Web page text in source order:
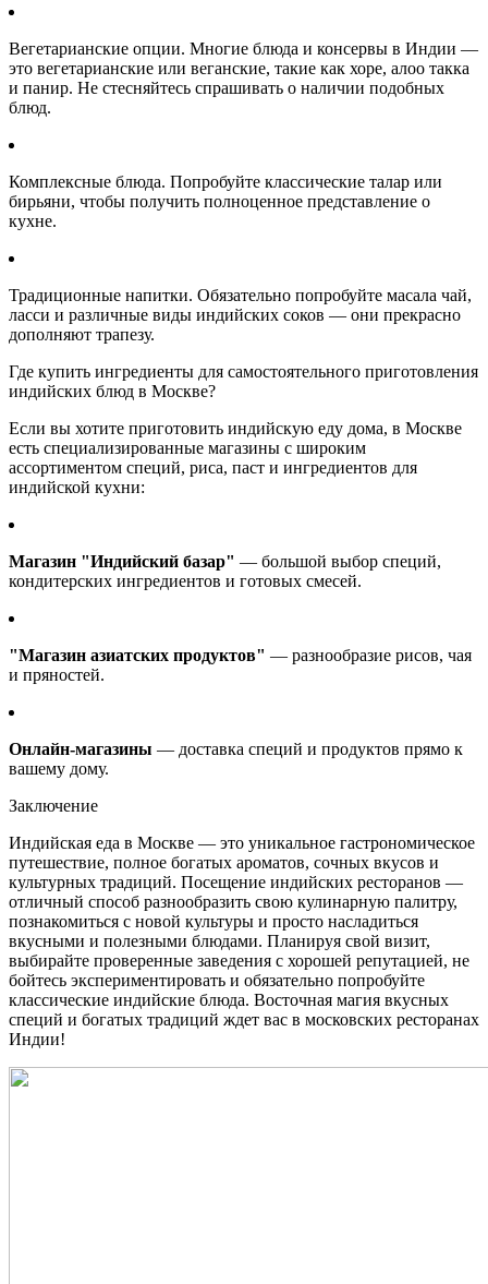
Вегетарианские опции. Многие блюда и консервы в Индии —
это вегетарианские или веганские, такие как хоре, алоо такка
и панир. Не стесняйтесь спрашивать о наличии подобных
блюд.
Комплексные блюда. Попробуйте классические талар или
бирьяни, чтобы получить полноценное представление о
кухне.
Традиционные напитки. Обязательно попробуйте масала чай,
ласси и различные виды индийских соков — они прекрасно
дополняют трапезу.
Где купить ингредиенты для самостоятельного приготовления
индийских блюд в Москве?
Если вы хотите приготовить индийскую еду дома, в Москве
есть специализированные магазины с широким
ассортиментом специй, риса, паст и ингредиентов для
индийской кухни:
Магазин "Индийский базар" — большой выбор специй,
кондитерских ингредиентов и готовых смесей.
"Магазин азиатских продуктов" — разнообразие рисов, чая
и пряностей.
Онлайн-магазины — доставка специй и продуктов прямо к
вашему дому.
Заключение
Индийская еда в Москве — это уникальное гастрономическое
путешествие, полное богатых ароматов, сочных вкусов и
культурных традиций. Посещение индийских ресторанов —
отличный способ разнообразить свою кулинарную палитру,
познакомиться с новой культуры и просто насладиться
вкусными и полезными блюдами. Планируя свой визит,
выбирайте проверенные заведения с хорошей репутацией, не
бойтесь экспериментировать и обязательно попробуйте
классические индийские блюда. Восточная магия вкусных
специй и богатых традиций ждет вас в московских ресторанах
Индии!